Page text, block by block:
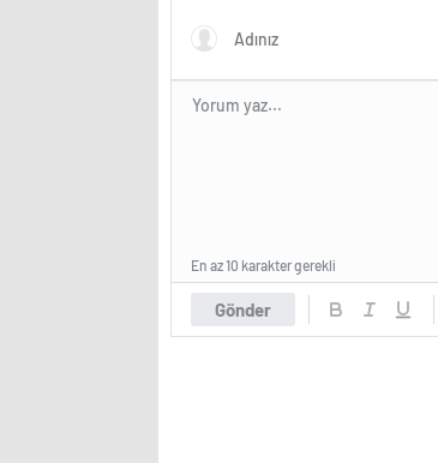
Gönder
En az 10 karakter gerekli